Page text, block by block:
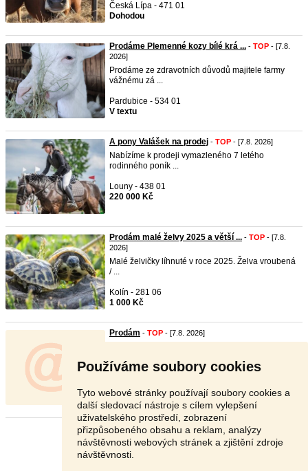
Používáme soubory cookies
Tyto webové stránky používají soubory cookies a
další sledovací nástroje s cílem vylepšení
uživatelského prostředí, zobrazení
přizpůsobeného obsahu a reklam, analýzy
návštěvnosti webových stránek a zjištění zdroje
návštěvnosti.
Česká Lípa - 471 01
Dohodou
Prodáme Plemenné kozy bílé krá ... - TOP - [7.8.
2026]
Prodáme ze zdravotních důvodů majitele farmy
vážnému zá ...
Pardubice - 534 01
V textu
A pony Valášek na prodej - TOP - [7.8. 2026]
Nabízíme k prodeji vymazleného 7 letého
rodinného poník ...
Louny - 438 01
220 000 Kč
Prodám malé želvy 2025 a větší ... - TOP - [7.8.
2026]
Malé želvičky líhnuté v roce 2025. Želva vroubená
/ ...
Kolín - 281 06
1 000 Kč
Prodám - TOP - [7.8. 2026]
Dohodou
Stránka: 1 2 3 Další